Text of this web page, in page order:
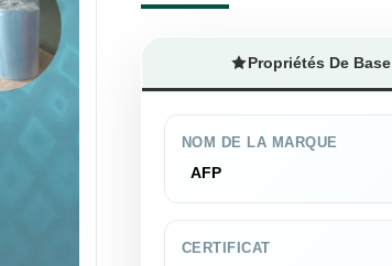
Propriétés De Base
NOM DE LA MARQUE
AFP
CERTIFICAT